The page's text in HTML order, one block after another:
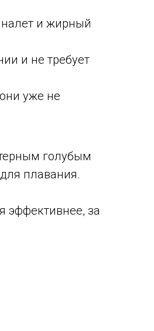
налет и жирный
и не требует
уже не
голубым
плавания.
эффективнее, за